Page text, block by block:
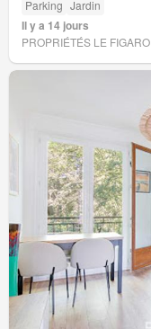
Parking Jardin
Il y a 14 jours
PROPRIÉTÉS LE